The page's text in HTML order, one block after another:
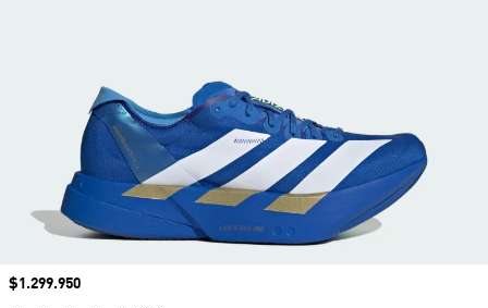
Precio
$1.299.950